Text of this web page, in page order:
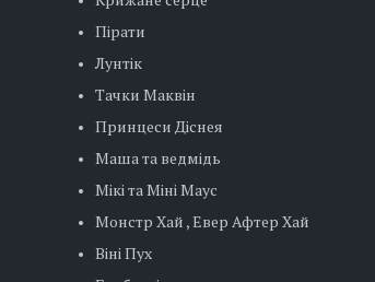
Пірати
Лунтік
Тачки Маквін
Принцеси Діснея
Маша та ведмідь
Мікі та Міні Маус
Монстр Хай , Евер Афтер Хай
Віні Пух